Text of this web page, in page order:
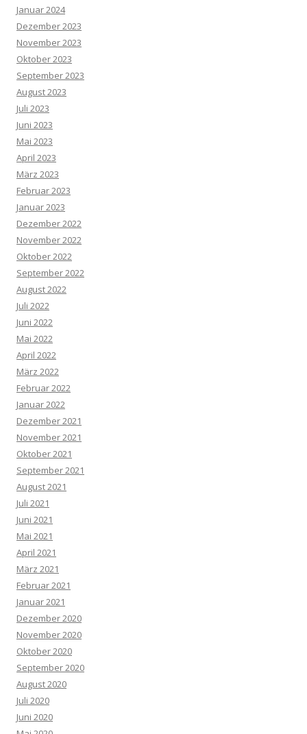
Januar 2024
Dezember 2023
November 2023
Oktober 2023
September 2023
August 2023
Juli 2023
Juni 2023
Mai 2023
April 2023
März 2023
Februar 2023
Januar 2023
Dezember 2022
November 2022
Oktober 2022
September 2022
August 2022
Juli 2022
Juni 2022
Mai 2022
April 2022
März 2022
Februar 2022
Januar 2022
Dezember 2021
November 2021
Oktober 2021
September 2021
August 2021
Juli 2021
Juni 2021
Mai 2021
April 2021
März 2021
Februar 2021
Januar 2021
Dezember 2020
November 2020
Oktober 2020
September 2020
August 2020
Juli 2020
Juni 2020